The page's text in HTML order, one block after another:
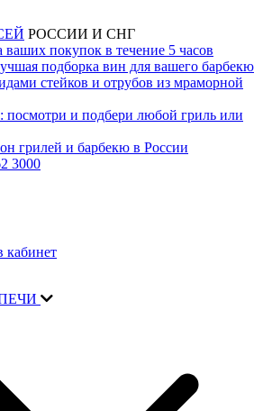
РОССИИ И СНГ
ваших покупок в течение 5 часов
подборка вин для вашего барбекю
стейков и отрубов из мраморной
посмотри и подбери любой гриль или
грилей и барбекю в России
3000
кабинет